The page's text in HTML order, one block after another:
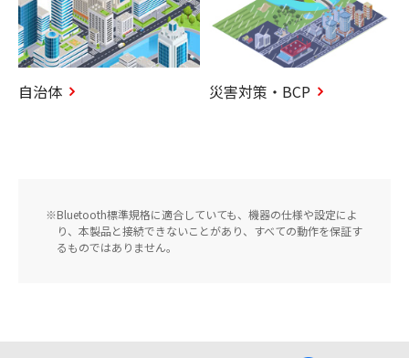
自治体 災害対策・BCP
Bluetooth標準規格に適合していても、機器の仕様や設定によ
り、本製品と接続できないことがあり、すべての動作を保証す
るものではありません。